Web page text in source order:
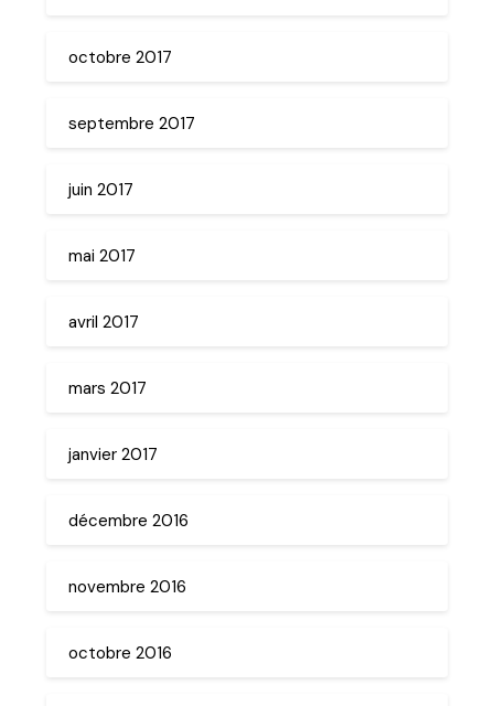
octobre 2017
septembre 2017
juin 2017
mai 2017
avril 2017
mars 2017
janvier 2017
décembre 2016
novembre 2016
octobre 2016